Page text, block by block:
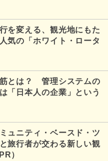
を変える、観光地にもた
気の「ホワイト・ロータ
とは？ 管理システムの
「日本人の企業」という
ュニティ・ベースド・ツ
旅行者が交わる新しい観
）